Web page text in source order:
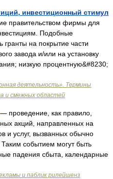
инвестиционный стимул
правительством фирмы для
Подобные
гранты на покрытие части
завода и/или на установку
низкую процентную&#8230;
деятельность». Термины
и смежных областей
— проведение, как правило,
акций, направленных на
и услуг, вызванных обычно
событием могут быть
падения сбыта, календарные
и паблик рилейшенз